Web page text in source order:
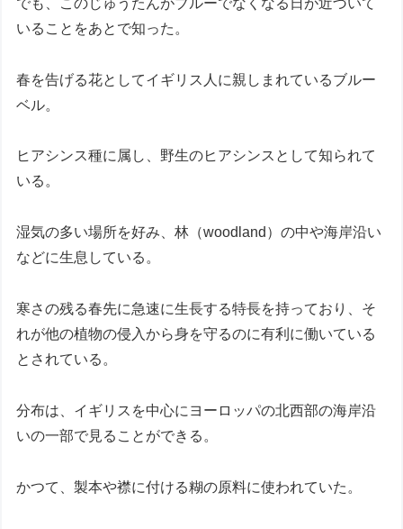
いることをあとで知った。
春を告げる花としてイギリス人に親しまれているブルー
ベル。
ヒアシンス種に属し、野生のヒアシンスとして知られて
いる。
湿気の多い場所を好み、林（woodland）の中や海岸沿い
などに生息している。
寒さの残る春先に急速に生長する特長を持っており、そ
れが他の植物の侵入から身を守るのに有利に働いている
とされている。
分布は、イギリスを中心にヨーロッパの北西部の海岸沿
いの一部で見ることができる。
かつて、製本や襟に付ける糊の原料に使われていた。